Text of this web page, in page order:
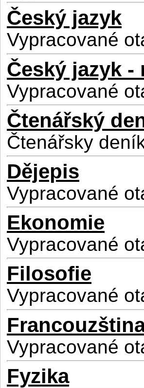
Český jazyk
Vypracované
Český jazyk -
Vypracované
Čtenářský
Čtenářsky
Dějepis
Vypracované
Ekonomie
Vypracované
Filosofie
Vypracované
Vypracované
Fyzika